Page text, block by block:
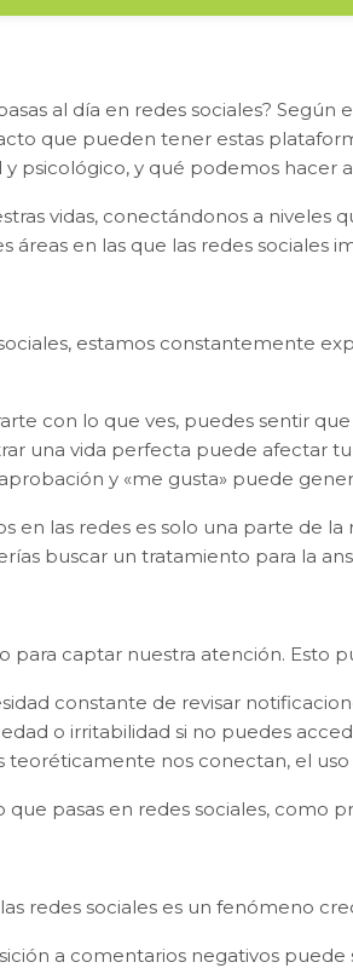
al día en redes sociales?
que pueden tener estas
psicológico, y qué podemos hacer
vidas, conectándonos a
áreas en las que las redes sociales
estamos constantemente
con lo que ves, puedes sentir
una vida perfecta puede afectar
y «me gusta» puede
en las redes es solo una parte de
buscar un tratamiento para la
para captar nuestra atención. Esto
constante de revisar
o irritabilidad si no puedes
teoréticamente nos conectan, el
pasas en redes sociales,
redes sociales es un fenómeno
a comentarios negativos puede